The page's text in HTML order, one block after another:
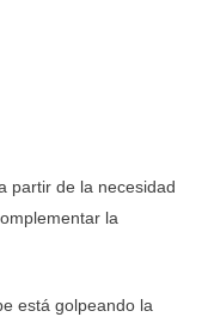
partir de la necesidad
la
está golpeando la